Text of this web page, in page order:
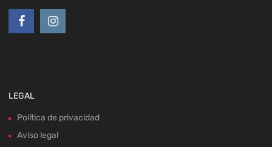
LEGAL
Política de privacidad
Aviso legal